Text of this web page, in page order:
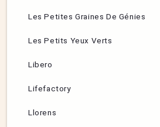
Les Petites Graines De Génies
Les Petits Yeux Verts
Libero
Lifefactory
Llorens